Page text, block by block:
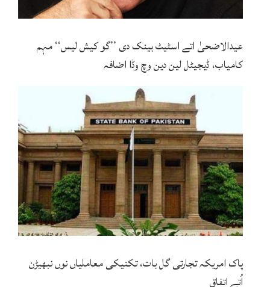
عیدالاضحیٰ اتے اسٹیٹ بینک دی ’’گو کیش لیس‘‘ مہم
کامیاب، ڈیجیٹل لین دین وچ وڈا اضافہ
پاک امریکہ تجارتی گل بات، تکنیکی معاملیاں نوں نبھیڑن
اُتے اتفاق